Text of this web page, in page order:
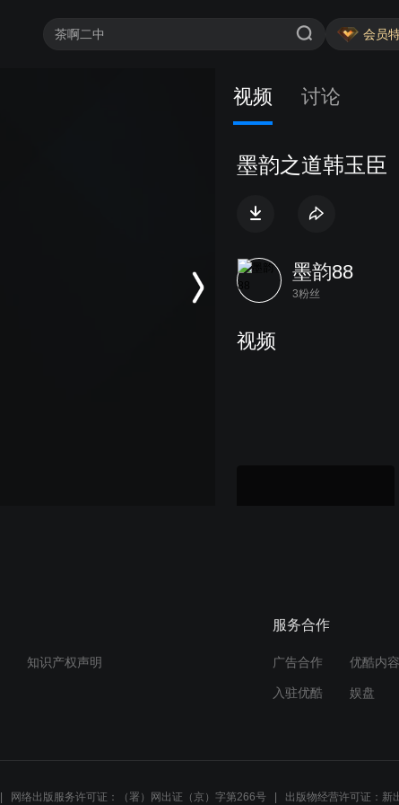
会员
视频 讨论
墨韵之道韩玉臣
墨韵88
3粉丝
视频
知识产权声明
服务合作
广告合作 优酷内
入驻优酷 娱盘
网络出版服务许可证：（署）网出证（京）字第266号 出版物经营许可证：新